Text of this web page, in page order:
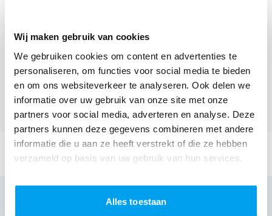
Wij maken gebruik van cookies
We gebruiken cookies om content en advertenties te
personaliseren, om functies voor social media te bieden
en om ons websiteverkeer te analyseren. Ook delen we
informatie over uw gebruik van onze site met onze
partners voor social media, adverteren en analyse. Deze
partners kunnen deze gegevens combineren met andere
informatie die u aan ze heeft verstrekt of die ze hebben
verzameld op basis van uw gebruik van hun services.
Alles toestaan
makkelijk. Daarom kun je bij ons online de prijs
berekenen voor jouw feest. Ook kun je nu boeken of
een vrijblijvende offerte aanvragen.
Boek de beste DJ uit
Leuvenen omgeving, en check dus nuonze prijzen voor
jouw DJ.
Stuur een email:
info@thedjcompany.be